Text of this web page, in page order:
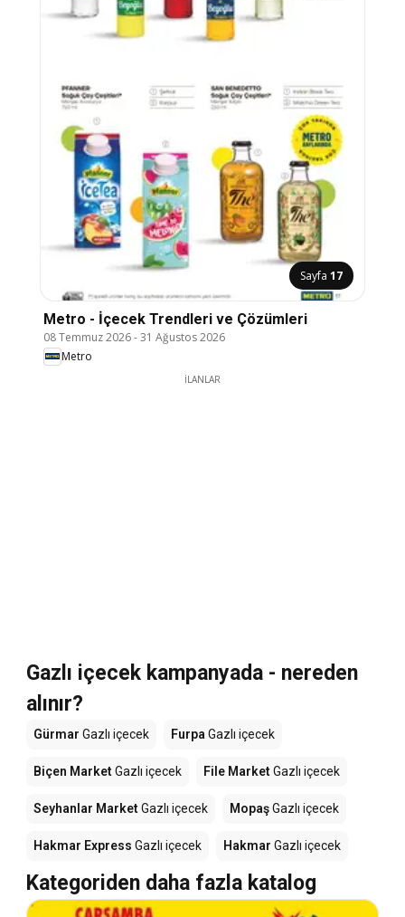
Sayfa 17
Metro - İçecek Trendleri ve Çözümleri
08 Temmuz 2026-31 Ağustos 2026
Metro
İLANLAR
Gazlı içecek kampanyada - nereden
alınır?
Gürmar Gazlı içecek Furpa Gazlı içecek
Biçen MarketGazlı içecek File MarketGazlı içecek
Seyhanlar MarketGazlı içecek MopaşGazlı içecek
Hakmar Express Gazlı içecek Hakmar Gazlı içecek
Kategoriden daha fazla katalog